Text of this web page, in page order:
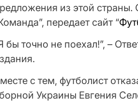
из этой страны.
передает сайт “
бы точно не поехал!”, –
с тем, футболист
Украины Евгения